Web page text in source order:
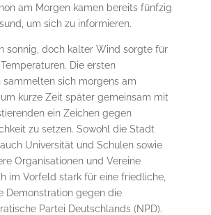
am Morgen kamen bereits fünfzig
um sich zu informieren.
sonnig, doch kalter Wind sorgte für
Die ersten
sammelten sich morgens am
kurze Zeit später gemeinsam mit
ein Zeichen gegen
zu setzen. Sowohl die Stadt
Universität und Schulen sowie
Organisationen und Vereine
im Vorfeld stark für eine friedliche,
Demonstration gegen die
Partei Deutschlands (NPD).